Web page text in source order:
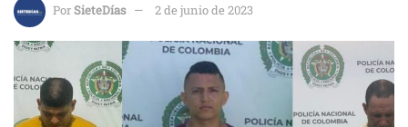
PorSieteDías 2 de junio de 2023